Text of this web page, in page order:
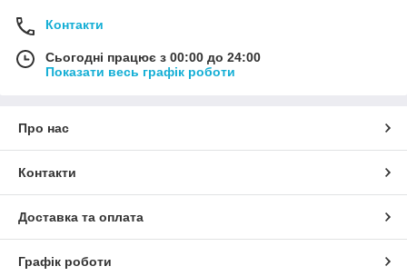
Контакти
Сьогодні працює з 00:00 до 24:00
Показати весь графік роботи
Про нас
Контакти
Доставка та оплата
Графік роботи